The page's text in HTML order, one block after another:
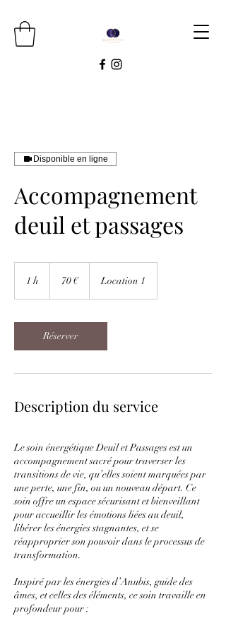
Disponible en ligne
Accompagnement
deuil et passages
1 h 70 € Location 1
Réserver
Description du service
Le soin énergétique Deuil et Passages est un
accompagnement sacré pour traverser les
transitions de vie, qu’elles soient marquées par
une perte, une fin, ou un nouveau départ. Ce
soin offre un espace sécurisant et bienveillant
pour accueillir les émotions liées au deuil,
libérer les énergies stagnantes, et se
réapproprier son pouvoir dans le processus de
transformation.
Inspiré par les énergies d’Anubis, guide des
âmes, et celles des éléments, ce soin travaille en
profondeur pour :